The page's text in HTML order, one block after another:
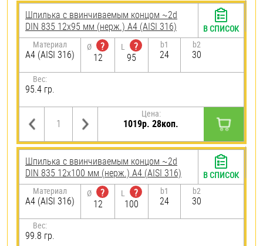
Шпилька c ввинчиваемым концом ~2d
DIN 835 12х95 мм (нерж.) A4 (AISI 316)
Материал
A4 (AISI 316)
Ø
?
12
L
?
95
b1
24
b2
30
Вес:
95.4 гр.
Цена:
1019р. 28коп.
В СПИСОК
Шпилька c ввинчиваемым концом ~2d
DIN 835 12х100 мм (нерж.) A4 (AISI 316)
Материал
A4 (AISI 316)
Ø
?
12
L
?
100
b1
24
b2
30
Вес:
99.8 гр.
В СПИСОК